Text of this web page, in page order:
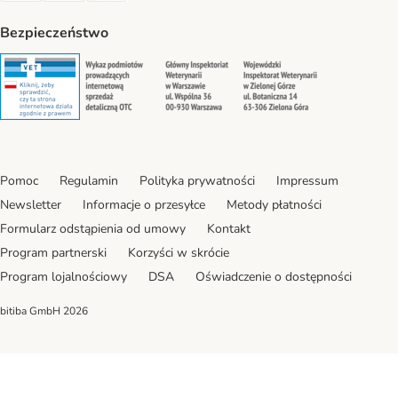
Bezpieczeństwo
Security Security Security
Pomoc Regulamin Polityka prywatności
Impressum
Newsletter
Informacje o przesyłce
Metody płatności
Formularz odstąpienia od umowy
Kontakt
Program partnerski
Korzyści w skrócie
Program lojalnościowy
DSA Oświadczenie o dostępności
bitiba GmbH 2026